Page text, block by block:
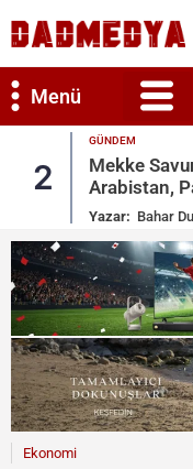
Menü
2
GÜNDEM
Mekke
Arabistan,
Yazar: Bahar
Ekonomi